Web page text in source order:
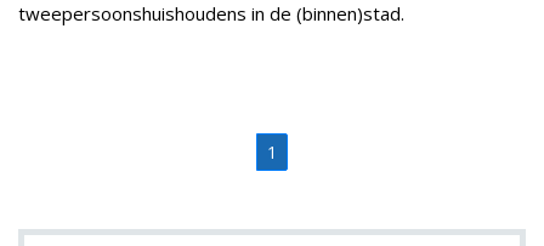
tweepersoonshuishoudens in de (binnen)stad.
1